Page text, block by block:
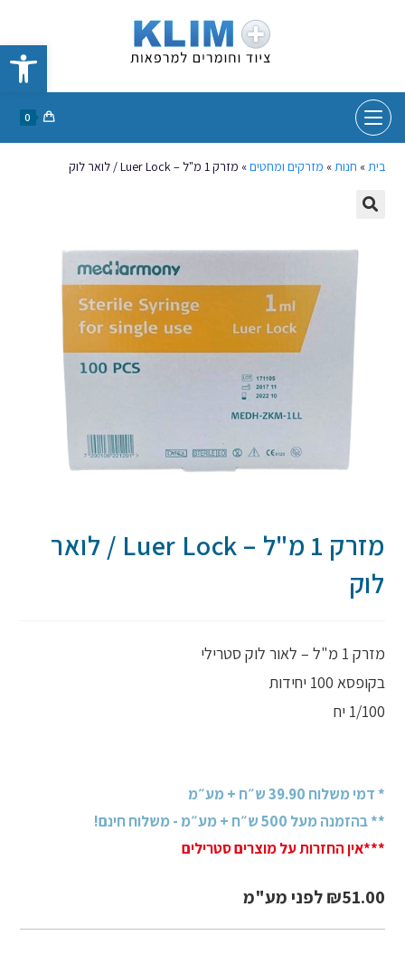
פתח סרגל נגישות
0
בית» חנות» מזרקים ומחטים» מזרק 1 מ"ל – Luer Lock / לואר לוק
מזרק 1 מ"ל – Luer Lock / לואר
לוק
מזרק 1 מ"ל – לאור לוק סטרילי
בקופסא 100 יחידות
1/100 יח
* דמי משלוח 39.90 ש״ח + מע״מ
** בהזמנה מעל 500 ש״ח + מע״מ - משלוח חינם!
***אין החזרות על מוצרים סטרילים
₪51.00 לפני מע"מ